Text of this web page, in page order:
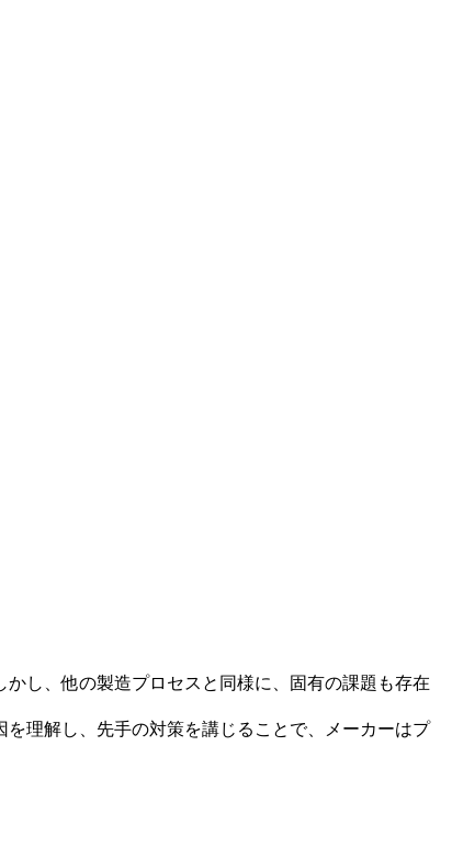
し、他の製造プロセスと同様に、固有の課題も存在
理解し、先手の対策を講じることで、メーカーはプ